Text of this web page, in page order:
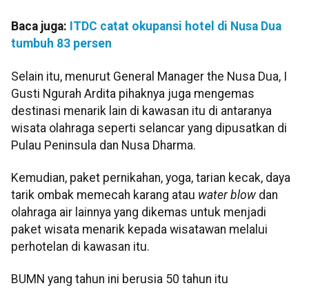
Baca juga: ITDC catat okupansi hotel di Nusa Dua
tumbuh 83 persen
Selain itu, menurut General Manager the Nusa Dua, I
Gusti Ngurah Ardita pihaknya juga mengemas
destinasi menarik lain di kawasan itu di antaranya
wisata olahraga seperti selancar yang dipusatkan di
Pulau Peninsula dan Nusa Dharma.
Kemudian, paket pernikahan, yoga, tarian kecak, daya
tarik ombak memecah karang atau water blow dan
olahraga air lainnya yang dikemas untuk menjadi
paket wisata menarik kepada wisatawan melalui
perhotelan di kawasan itu.
BUMN yang tahun ini berusia 50 tahun itu